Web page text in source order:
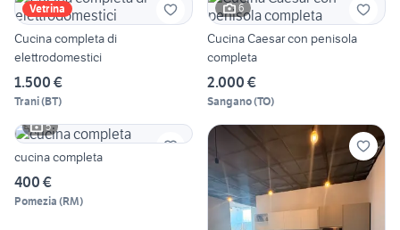
Vetrina
Cucina completa di
elettrodomestici
1.500 €
Trani(BT)
6
Cucina Caesar con penisola
completa
2.000 €
Sangano(TO)
5
cucina completa
400 €
Pomezia (RM)